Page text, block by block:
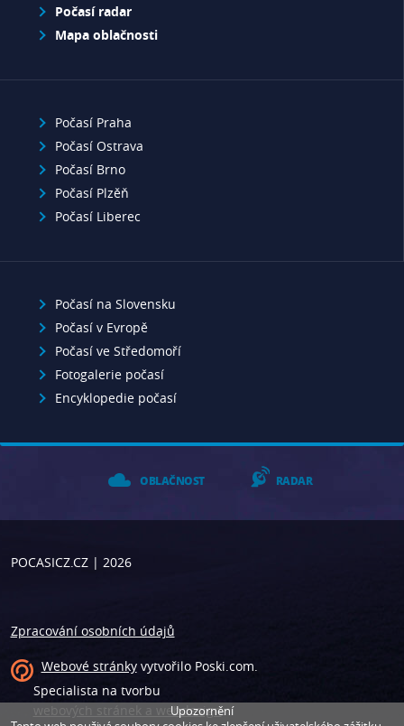
Počasí radar
Mapa oblačnosti
Počasí Praha
Počasí Ostrava
Počasí Brno
Počasí Plzěň
Počasí Liberec
Počasí na Slovensku
Počasí v Evropě
Počasí ve Středomoří
Fotogalerie počasí
Encyklopedie počasí
OBLAČNOST RADAR
POCASICZ.CZ| 2026
Zpracování osobních údajů
Webové stránkyvytvořilo Poski.com.
Specialista na tvorbu
webových stránek a webdesign.
Upozornění